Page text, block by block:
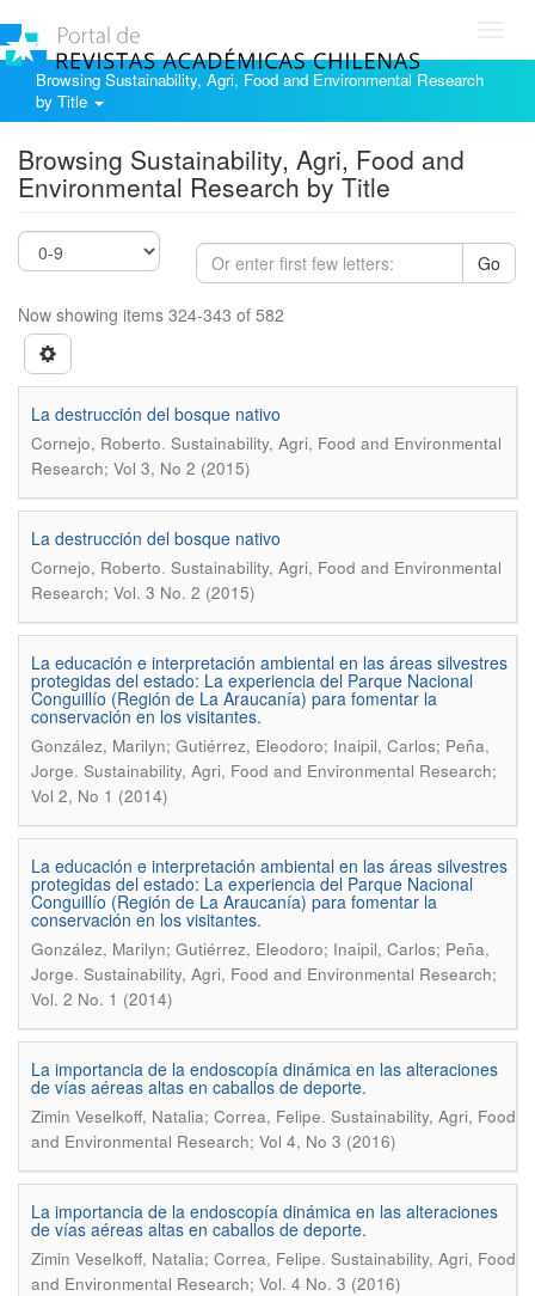
Browsing Sustainability, Agri, Food and Environmental Research
by Title
Browsing Sustainability, Agri, Food and
Environmental Research by Title
Go
Now showing items 324-343 of 582
La destrucción del bosque nativo
Cornejo, Roberto. Sustainability, Agri, Food and Environmental
Research; Vol 3, No 2 (2015)
La destrucción del bosque nativo
Cornejo, Roberto. Sustainability, Agri, Food and Environmental
Research; Vol. 3 No. 2 (2015)
La educación e interpretación ambiental en las áreas silvestres
protegidas del estado: La experiencia del Parque Nacional
Conguillío (Región de La Araucanía) para fomentar la
conservación en los visitantes.
González, Marilyn; Gutiérrez, Eleodoro; Inaipil, Carlos; Peña,
Jorge. Sustainability, Agri, Food and Environmental Research;
Vol 2, No 1 (2014)
La educación e interpretación ambiental en las áreas silvestres
protegidas del estado: La experiencia del Parque Nacional
Conguillío (Región de La Araucanía) para fomentar la
conservación en los visitantes.
González, Marilyn; Gutiérrez, Eleodoro; Inaipil, Carlos; Peña,
Jorge. Sustainability, Agri, Food and Environmental Research;
Vol. 2 No. 1 (2014)
La importancia de la endoscopía dinámica en las alteraciones
de vías aéreas altas en caballos de deporte.
Zimin Veselkoff, Natalia; Correa, Felipe. Sustainability, Agri, Food
and Environmental Research; Vol 4, No 3 (2016)
La importancia de la endoscopía dinámica en las alteraciones
de vías aéreas altas en caballos de deporte.
Zimin Veselkoff, Natalia; Correa, Felipe. Sustainability, Agri, Food
and Environmental Research; Vol. 4 No. 3 (2016)